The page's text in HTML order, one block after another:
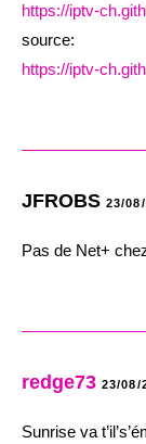
https://iptv-
source:
https://iptv-
JFROBS 23/
Pas de Net+
redge73 23/08/
Sunrise va